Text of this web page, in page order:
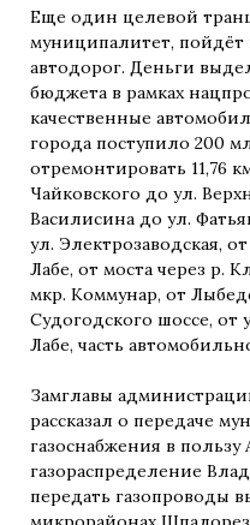
Еще один целевой
муниципалитет,
автодорог. Деньги
бюджета в рамках
качественные
города поступило 200
отремонтировать 11,76
Чайковского до ул.
Василисина до ул.
ул. Электрозаводская,
Лабе, от моста через р.
мкр. Коммунар, от
Судогодского шоссе, от
Лабе, часть
Замглавы
рассказал о передаче
газоснабжения в пользу
газораспределение
передать газопроводы